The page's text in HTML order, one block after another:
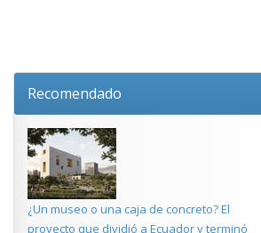
Recomendado
¿Un museo o una caja de concreto? El
proyecto que dividió a Ecuador y terminó